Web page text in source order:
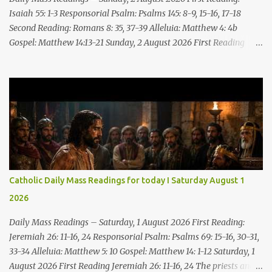
Till everyone who sees ...
Isaiah 55: 1-3 Responsorial Psalm: Psalms 145: 8-9, 15-16, 17-18
Second Reading: Romans 8: 35, 37-39 Alleluia: Matthew 4: 4b
Gospel: Matthew 14:13-21 Sunday, 2 August 2026 First Reading
spend your money for what is not bread; your wages for what
fails to satisfy? Heed me, and you shall eat well, you shall delight
in rich fare. Come to me heedfully, listen, that you may have life. I
will renew with you the everlasting covenant, the benefits assured
to David. Responsorial Psalm Psalm 145:8-9, 15-16, 17-18 The hand
of the Lord feeds us; he answers all our needs. The LORD is
gracious and merciful, slow to anger and of great kindness. The
LORD is good to all and compassionate toward all his works. The
hand of the Lord...
Catholic Daily Mass Readings for today I Saturday August 1
2026
Daily Mass Readings – Saturday, 1 August 2026 First Reading:
Jeremiah 26: 11-16, 24 Responsorial Psalm: Psalms 69: 15-16, 30-31,
33-34 Alleluia: Matthew 5: 10 Gospel: Matthew 14: 1-12 Saturday, 1
August 2026 First Reading Jeremiah 26: 11-16, 24 The priests and